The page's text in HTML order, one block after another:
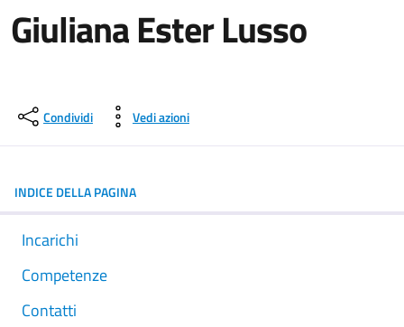
Giuliana Ester Lusso
Condividi Vedi azioni
INDICE DELLA PAGINA
Incarichi
Competenze
Contatti